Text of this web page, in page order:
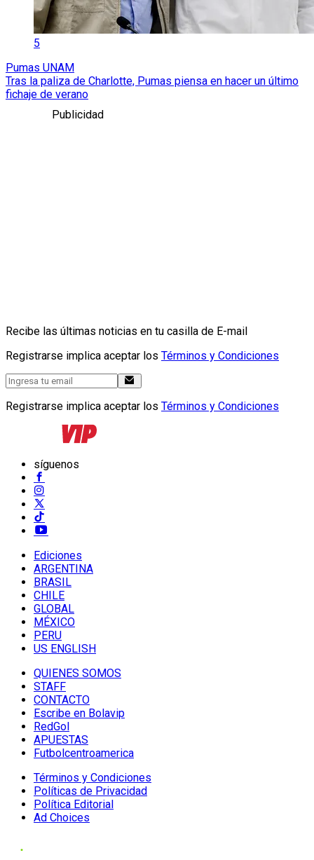
5
Pumas UNAM
Tras la paliza de Charlotte, Pumas piensa en hacer un último
fichaje de verano
Publicidad
Recibe las últimas noticias en tu casilla de E-mail
Registrarse implica aceptar los Términos y Condiciones
Registrarse implica aceptar los Términos y Condiciones
síguenos
Ediciones
ARGENTINA
BRASIL
CHILE
GLOBAL
MÉXICO
PERU
US ENGLISH
QUIENES SOMOS
STAFF
CONTACTO
Escribe en Bolavip
RedGol
APUESTAS
Futbolcentroamerica
Términos y Condiciones
Políticas de Privacidad
Política Editorial
Ad Choices